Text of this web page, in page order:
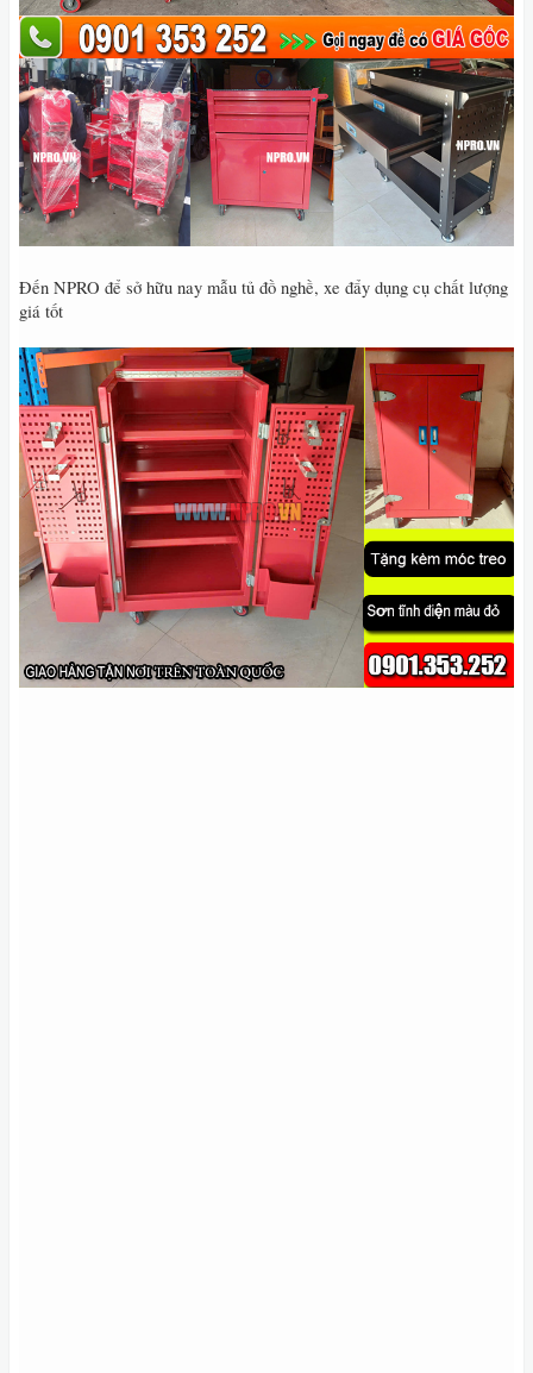
Đến NPRO để sở hữu nay mẫu tủ đồ nghề, xe đẩy dụng cụ chất lượng
giá tốt